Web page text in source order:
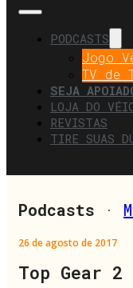
PODCASTS
Jogo
TV de
SEJA
LOJA DO
REVISTAS
TIRE SUAS
Podcasts ·
26 de agosto de 2017
Top Gear